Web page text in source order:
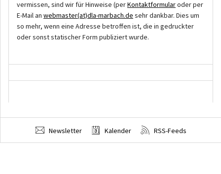
Newsletter Kalender RSS-Feeds